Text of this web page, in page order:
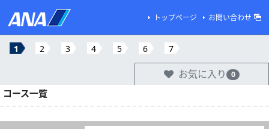
トップページ お問い合わせ
1 2 3 4 5 6 7
お気に入り 0
コース一覧